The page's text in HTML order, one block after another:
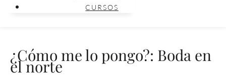
CURSOS
¿Cómo me lo pongo?: Boda en
el norte